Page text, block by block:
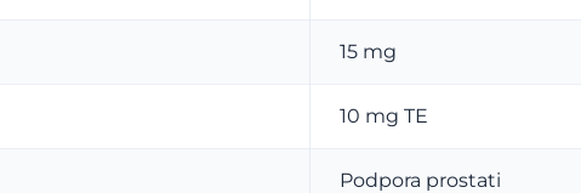
15 mg
10 mg TE
Podpora prostati